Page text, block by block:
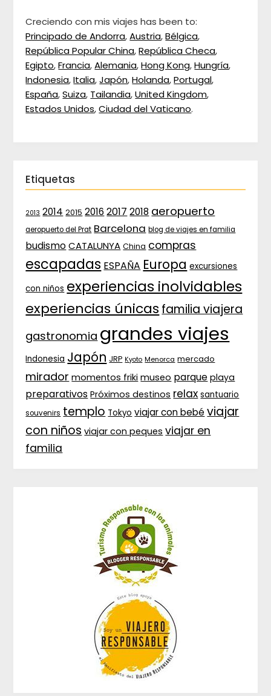
Creciendo con mis viajes has been to:
Principado de Andorra,Austria,Bélgica,
República Popular China,República Checa,
Egipto,Francia,Alemania,Hong Kong,Hungría,
Indonesia,Italia,Japón,Holanda,Portugal,
España,Suiza, Tailandia,United Kingdom,
Estados Unidos,Ciudad del Vaticano.
Etiquetas
2013 2014 2015 2016 2017 2018 aeropuerto
aeropuerto del Prat Barcelona blog de viajes en familia
budismo CATALUNYA China compras
escapadas ESPAÑA Europa excursiones
con niños experiencias inolvidables
experiencias únicas familia viajera
gastronomia grandes viajes
Indonesia Japón JRP Kyoto Menorca mercado
mirador momentos friki museo parque playa
preparativos Próximos destinos relax santuario
souvenirs templo Tokyo viajar con bebé viajar
con niños viajar con peques viajar en
familia